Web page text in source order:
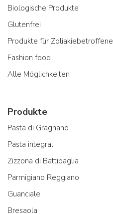
Biologische Produkte
Glutenfrei
Produkte für Zöliakiebetroffene
Fashion food
Alle Möglichkeiten
Produkte
Pasta di Gragnano
Pasta integral
Zizzona di Battipaglia
Parmigiano Reggiano
Guanciale
Bresaola